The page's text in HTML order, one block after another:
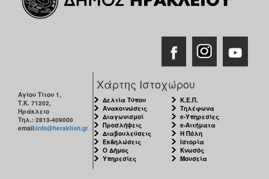
Αγίου Τίτου 1,
Τ.Κ. 71202,
Ηράκλειο
Τηλ.: 2813-409000
email:info@heraklion.gr
Χάρτης Ιστοχώρου
Δελτία Τύπου
Ανακοινώσεις
Διαγωνισμοί
Προσλήψεις
Διαβουλεύσεις
Εκδηλώσεις
Ο Δήμος
Υπηρεσίες
Κ.Ε.Π.
Τηλέφωνα
e-Υπηρεσίες
e-Αιτήματα
Η Πόλη
Ιστορία
Κνωσός
Μουσεία